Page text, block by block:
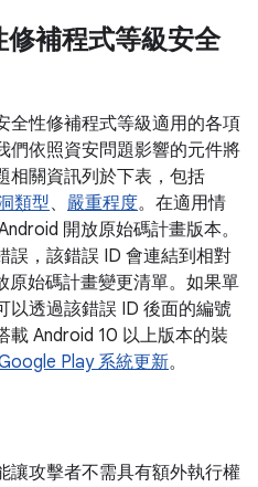
補程式等級安全
性修補程式等級適用的各項
們依照資安問題影響的元件將
相關資訊列於下表，包括
類型、 嚴重程度。在適用情
開放原始碼計畫版本。
誤，該錯誤 ID 會連結到相對
原始碼計畫變更清單。如果單
以透過該錯誤 ID 後面的編號
載 Android 10 以上版本的裝
Play 系統更新。
讓攻擊者不需具有額外執行權